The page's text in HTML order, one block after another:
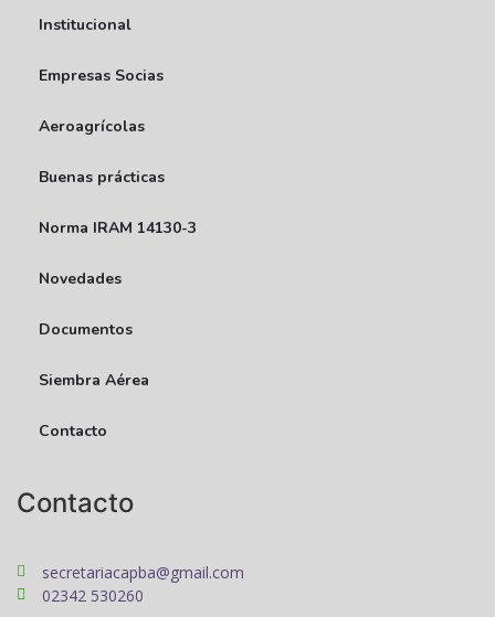
Institucional
Empresas Socias
Aeroagrícolas
Buenas prácticas
Norma IRAM 14130-3
Novedades
Documentos
Siembra Aérea
Contacto
Contacto
secretariacapba@gmail.com
02342 530260